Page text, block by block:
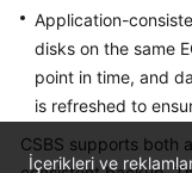
Practices
API
FAQs
Application-
disks on the same
point in time, and
is refreshed to
CSBS supports both
İçerikleri ve